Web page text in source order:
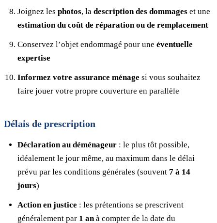
Joignez les photos, la description des dommages et une
estimation du coût de réparation ou de remplacement
Conservez l’objet endommagé pour une éventuelle
expertise
Informez votre assurance ménage si vous souhaitez
faire jouer votre propre couverture en parallèle
Délais de prescription
Déclaration au déménageur : le plus tôt possible,
idéalement le jour même, au maximum dans le délai
prévu par les conditions générales (souvent 7 à 14
jours)
Action en justice : les prétentions se prescrivent
généralement par 1 anà compter de la date du